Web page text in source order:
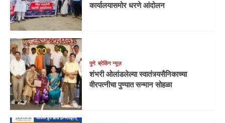
कार्यालयासमोर धरणे आंदोलन
पुणे ब्रेकिंग न्यूज़
शंभरी ओलांडलेल्या स्वातंत्र्यसैनिकाच्या
वीरपत्नीचा पुण्यात सन्मान सोहळा